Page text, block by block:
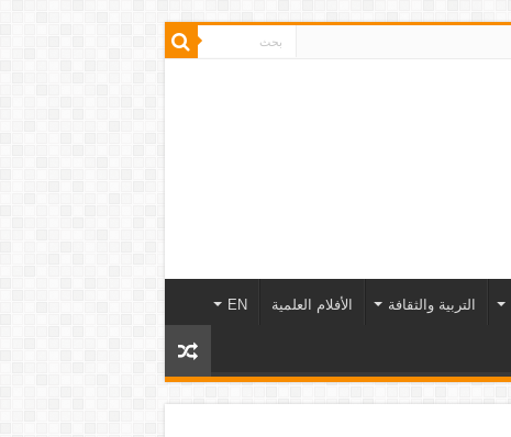
التربية والثقافة الأفلام العلمية EN